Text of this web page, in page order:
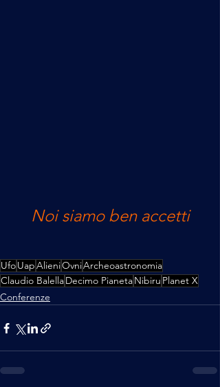
Noi siamo ben accetti
UfoUapAlieniOvniArcheoastronomia
Claudio BalellaDecimo PianetaNibiru Planet X
Conferenze